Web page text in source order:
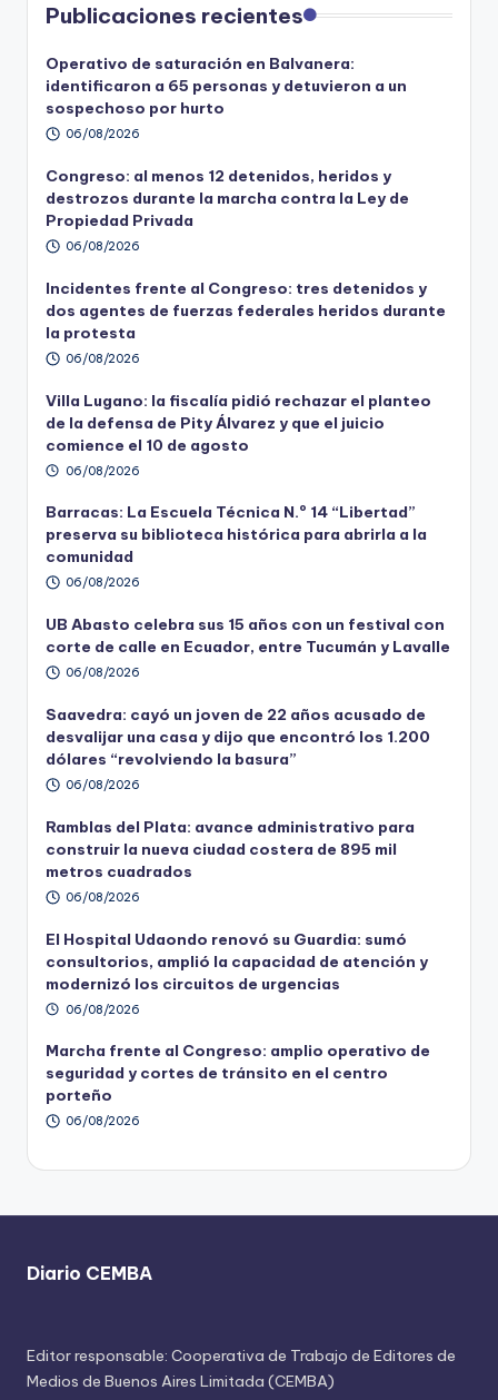
Publicaciones recientes
Operativo de saturación en Balvanera:
identificaron a 65 personas y detuvieron a un
sospechoso por hurto
06/08/2026
Congreso: al menos 12 detenidos, heridos y
destrozos durante la marcha contra la Ley de
Propiedad Privada
06/08/2026
Incidentes frente al Congreso: tres detenidos y
dos agentes de fuerzas federales heridos durante
la protesta
06/08/2026
Villa Lugano: la fiscalía pidió rechazar el planteo
de la defensa de Pity Álvarez y que el juicio
comience el 10 de agosto
06/08/2026
Barracas: La Escuela Técnica N.º 14 “Libertad”
preserva su biblioteca histórica para abrirla a la
comunidad
06/08/2026
UB Abasto celebra sus 15 años con un festival con
corte de calle en Ecuador, entre Tucumán y Lavalle
06/08/2026
Saavedra: cayó un joven de 22 años acusado de
desvalijar una casa y dijo que encontró los 1.200
dólares “revolviendo la basura”
06/08/2026
Ramblas del Plata: avance administrativo para
construir la nueva ciudad costera de 895 mil
metros cuadrados
06/08/2026
El Hospital Udaondo renovó su Guardia: sumó
consultorios, amplió la capacidad de atención y
modernizó los circuitos de urgencias
06/08/2026
Marcha frente al Congreso: amplio operativo de
seguridad y cortes de tránsito en el centro
porteño
06/08/2026
Diario CEMBA
Editor responsable: Cooperativa de Trabajo de Editores de
Medios de Buenos Aires Limitada (CEMBA)